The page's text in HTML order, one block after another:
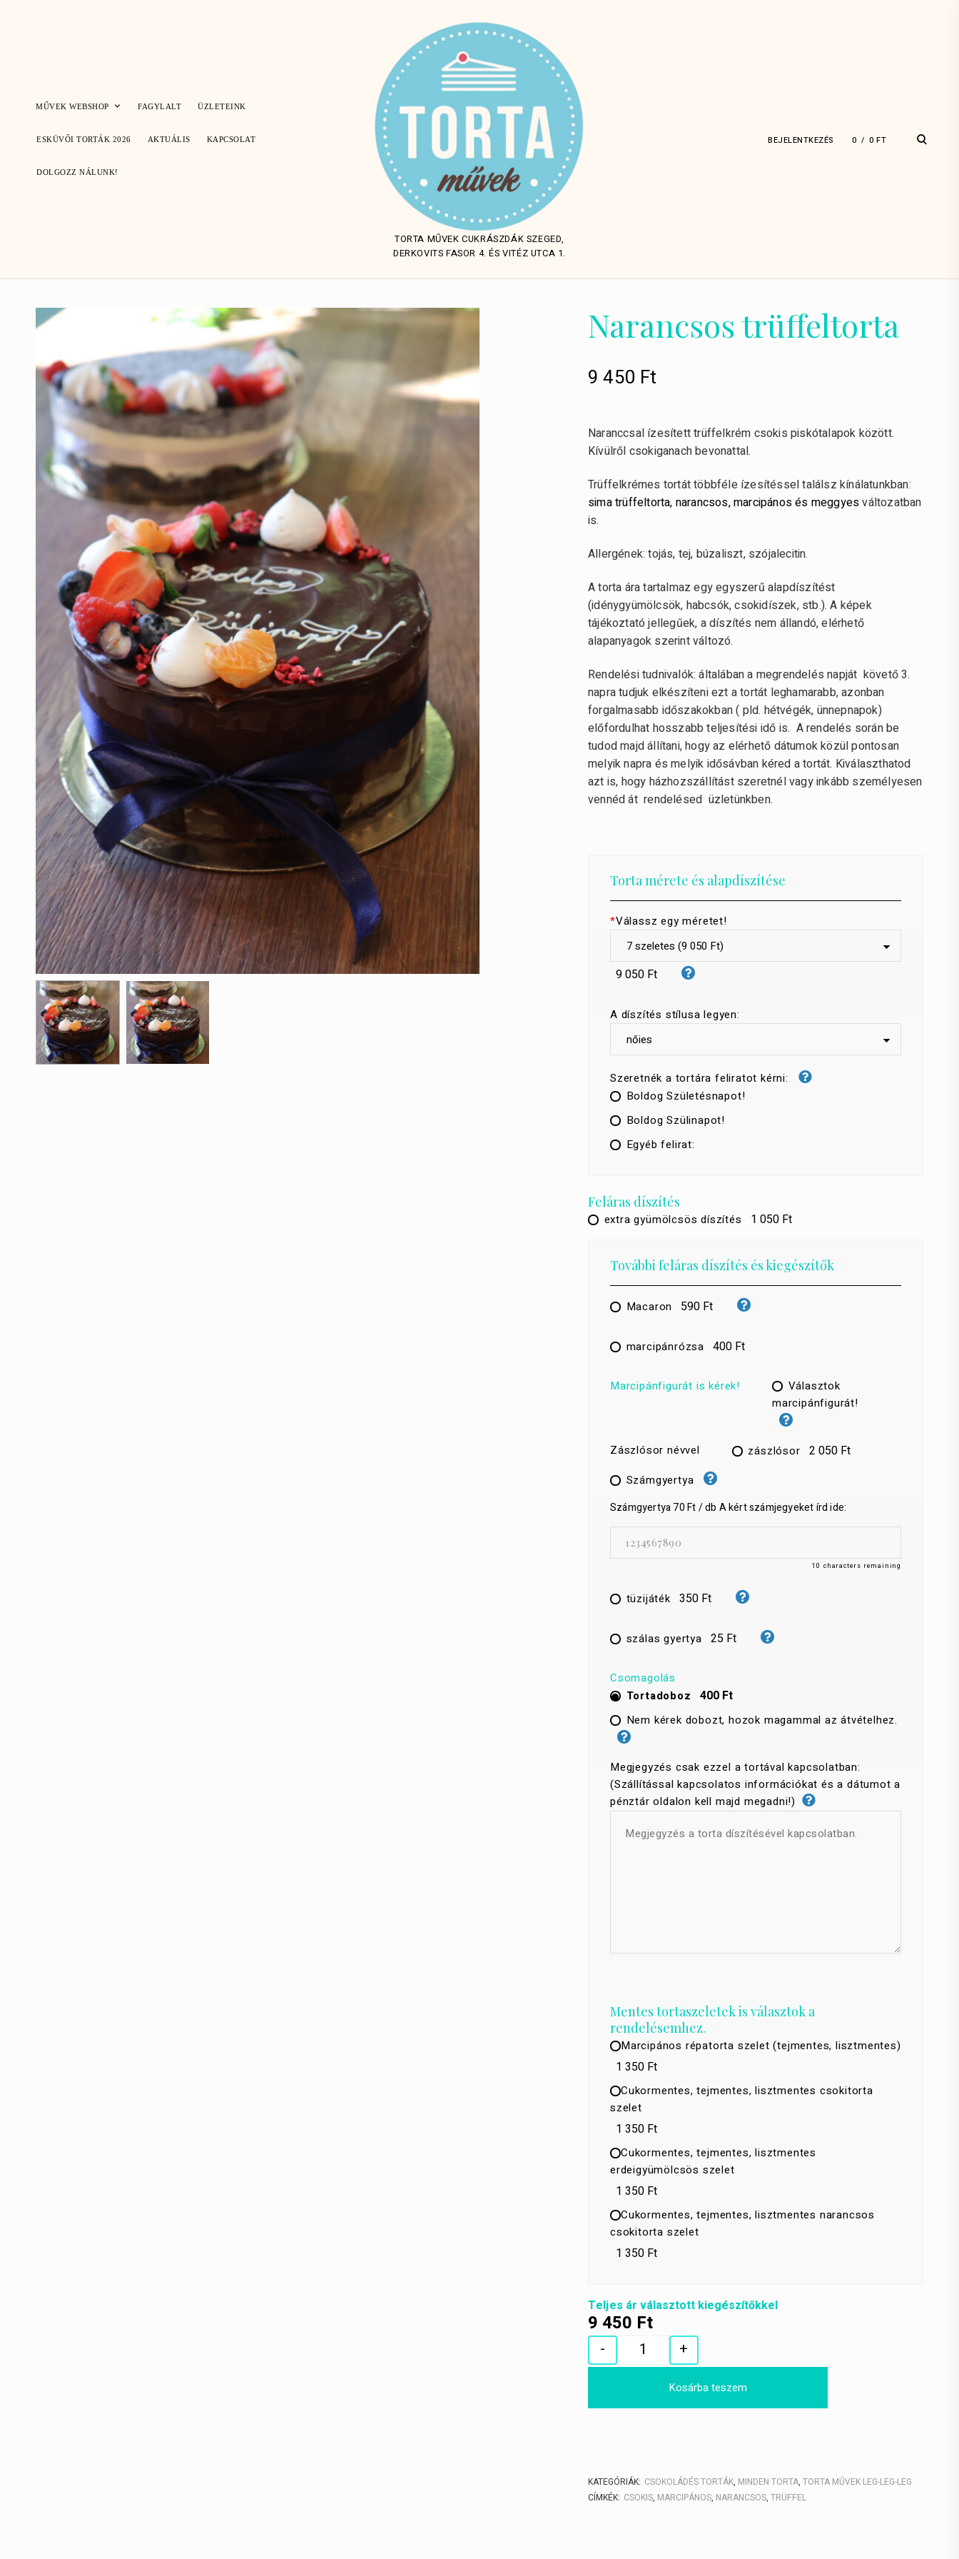
MŰVEK WEBSHOP FAGYLALT ÜZLETEINK
ESKÜVŐI TORTÁK 2026 AKTUÁLIS KAPCSOLAT
DOLGOZZ NÁLUNK!
TORTA MŰVEK CUKRÁSZDÁK SZEGED,
DERKOVITS FASOR 4. ÉS VITÉZ UTCA 1.
BEJELENTKEZÉS 0 0 FT
open
Narancsos trüffeltorta
9 450 Ft
Naranccsal ízesített trüffelkrém csokis piskótalapok között.
Kívülről csokiganach bevonattal.
Trüffelkrémes tortát többféle ízesítéssel találsz kínálatunkban:
sima trüffeltorta, narancsos, marcipános és meggyesváltozatban
is.
Allergének: tojás, tej, búzaliszt, szójalecitin.
A torta ára tartalmaz egy egyszerű alapdíszítést
(idénygyümölcsök, habcsók, csokidíszek, stb.). A képek
tájékoztató jellegűek, a díszítés nem állandó, elérhető
alapanyagok szerint változó.
Rendelési tudnivalók: általában a megrendelés napját követő 3.
napra tudjuk elkészíteni ezt a tortát leghamarabb, azonban
forgalmasabb időszakokban ( pld. hétvégék, ünnepnapok)
előfordulhat hosszabb teljesítési idő is. A rendelés során be
tudod majd állítani, hogy az elérhető dátumok közül pontosan
melyik napra és melyik idősávban kéred a tortát. Kiválaszthatod
azt is, hogy házhozszállítást szeretnél vagy inkább személyesen
vennéd át rendelésed üzletünkben.
Torta mérete és alapdíszítése
*Válassz egy méretet!
9 050 Ft
A díszítés stílusa legyen:
Szeretnék a tortára feliratot kérni:
Boldog Születésnapot!
Boldog Szülinapot!
Egyéb felirat:
Feláras díszítés
extra gyümölcsös díszítés 1 050 Ft
További feláras díszítés és kiegészítők
Macaron 590 Ft
marcipánrózsa 400 Ft
Marcipánfigurát is kérek!
Választok
marcipánfigurát!
Zászlósor névvel zászlósor 2 050 Ft
Számgyertya
Számgyertya 70 Ft / db A kért számjegyeket írd ide:
10 characters remaining
tüzijáték 350 Ft
szálas gyertya 25 Ft
Csomagolás
Tortadoboz
400 Ft
Nem kérek dobozt, hozok magammal az átvételhez.
Megjegyzés csak ezzel a tortával kapcsolatban:
(Szállítással kapcsolatos információkat és a dátumot a
pénztár oldalon kell majd megadni!)
Mentes tortaszeletek is választok a
rendelésemhez.
Marcipános répatorta szelet (tejmentes, lisztmentes)
1 350 Ft
Cukormentes, tejmentes, lisztmentes csokitorta
szelet
1 350 Ft
Cukormentes, tejmentes, lisztmentes
erdeigyümölcsös szelet
1 350 Ft
Cukormentes, tejmentes, lisztmentes narancsos
csokitorta szelet
1 350 Ft
Teljes ár választott kiegészítőkkel
9 450 Ft
Quantity
- +
Kosárba teszem
KATEGÓRIÁK: CSOKOLÁDÉS TORTÁK, MINDEN TORTA, TORTA MŰVEK LEG-LEG-LEG
CÍMKÉK: CSOKIS, MARCIPÁNOS, NARANCSOS, TRÜFFEL